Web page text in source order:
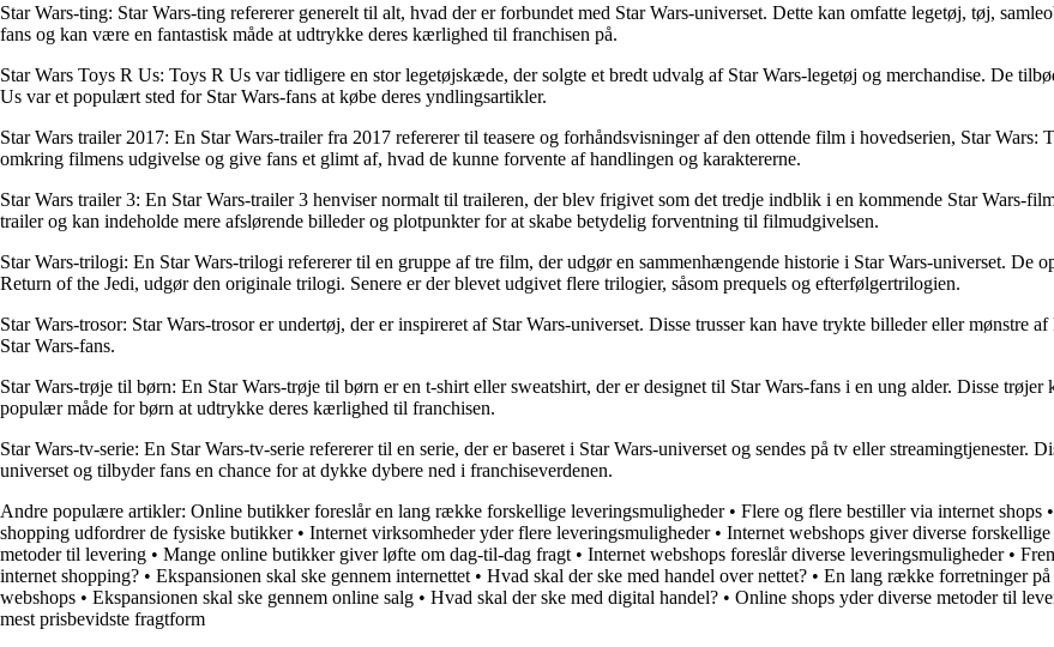
Star Wars-ting: Star Wars-ting refererer generelt til alt, hvad der er forbundet med Star Wars-universet. Dette kan omfatte legetøj, tøj,
fans og kan være en fantastisk måde at udtrykke deres kærlighed til franchisen på.
Star Wars Toys R Us: Toys R Us var tidligere en stor legetøjskæde, der solgte et bredt udvalg af Star Wars-legetøj og merchandise. De
Us var et populært sted for Star Wars-fans at købe deres yndlingsartikler.
Star Wars trailer 2017: En Star Wars-trailer fra 2017 refererer til teasere og forhåndsvisninger af den ottende film i hovedserien, Star
omkring filmens udgivelse og give fans et glimt af, hvad de kunne forvente af handlingen og karaktererne.
Star Wars trailer 3: En Star Wars-trailer 3 henviser normalt til traileren, der blev frigivet som det tredje indblik i en kommende Star Wars-
trailer og kan indeholde mere afslørende billeder og plotpunkter for at skabe betydelig forventning til filmudgivelsen.
Star Wars-trilogi: En Star Wars-trilogi refererer til en gruppe af tre film, der udgør en sammenhængende historie i Star Wars-universet.
Return of the Jedi, udgør den originale trilogi. Senere er der blevet udgivet flere trilogier, såsom prequels og efterfølgertrilogien.
Star Wars-trosor: Star Wars-trosor er undertøj, der er inspireret af Star Wars-universet. Disse trusser kan have trykte billeder eller mønstre
Star Wars-fans.
Star Wars-trøje til børn: En Star Wars-trøje til børn er en t-shirt eller sweatshirt, der er designet til Star Wars-fans i en ung alder. Disse
populær måde for børn at udtrykke deres kærlighed til franchisen.
Star Wars-tv-serie: En Star Wars-tv-serie refererer til en serie, der er baseret i Star Wars-universet og sendes på tv eller streamingtjenester.
universet og tilbyder fans en chance for at dykke dybere ned i franchiseverdenen.
Andre populære artikler: Online butikker foreslår en lang række forskellige leveringsmuligheder• Flere og flere bestiller via internet shops •
shopping udfordrer de fysiske butikker• Internet virksomheder yder flere leveringsmuligheder• Internet webshops giver diverse
metoder til levering • Mange online butikker giver løfte om dag-til-dag fragt • Internet webshops foreslår diverse leveringsmuligheder•
internet shopping? • Ekspansionen skal ske gennem internettet • Hvad skal der ske med handel over nettet? • En lang række forretninger
webshops • Ekspansionen skal ske gennem online salg • Hvad skal der ske med digital handel? • Online shops yder diverse metoder til
mest prisbevidste fragtform